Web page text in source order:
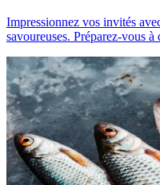
Impressionnez vos invités
savoureuses. Préparez-vous